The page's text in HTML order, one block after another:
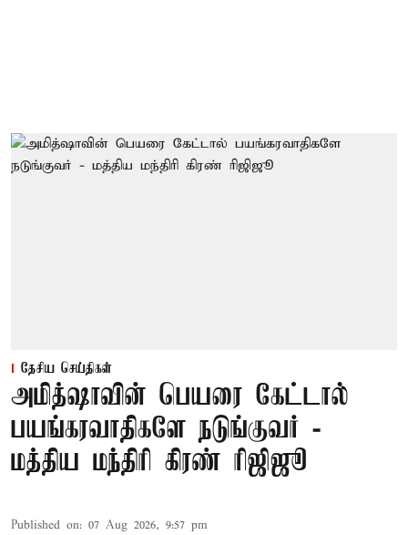
தேசிய செய்திகள்
அமித்ஷாவின் பெயரை கேட்டால்
பயங்கரவாதிகளே நடுங்குவர் -
மத்திய மந்திரி கிரண் ரிஜிஜூ
Published on: 07 Aug 2026, 9:57 pm